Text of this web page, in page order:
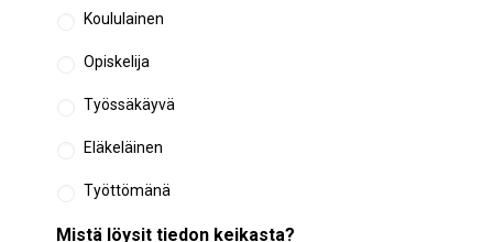
Koululainen
Opiskelija
Työssäkäyvä
Eläkeläinen
Työttömänä
Mistä löysit tiedon keikasta?